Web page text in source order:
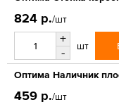
824 р./шт
+
-
шт
Оптима Наличник
459 р./шт